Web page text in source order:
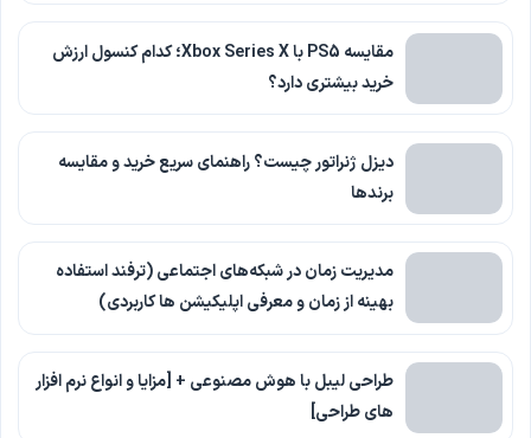
مقایسه PS5 با Xbox Series X؛ کدام کنسول ارزش
خرید بیشتری دارد؟
دیزل ژنراتور چیست؟ راهنمای سریع خرید و مقایسه
برندها
مدیریت زمان در شبکه‌های اجتماعی (ترفند استفاده
بهینه از زمان و معرفی اپلیکیشن ها کاربردی)
طراحی لیبل با هوش مصنوعی + [مزایا و انواع نرم افزار
های طراحی]